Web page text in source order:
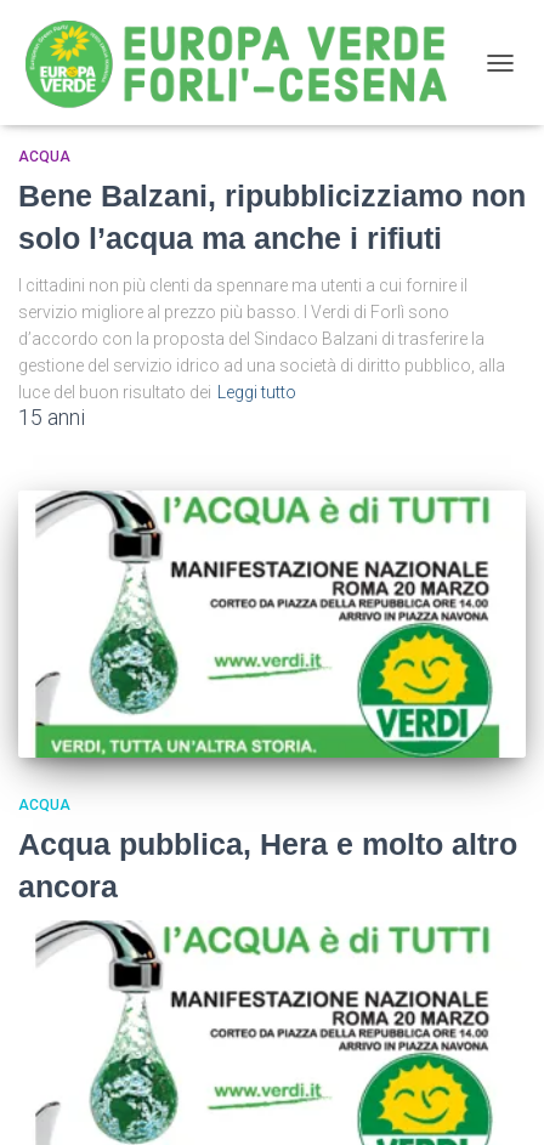
ACQUA
Bene Balzani, ripubblicizziamo non
solo l’acqua ma anche i rifiuti
I cittadini non più clenti da spennare ma utenti a cui fornire il
servizio migliore al prezzo più basso. I Verdi di Forlì sono
d’accordo con la proposta del Sindaco Balzani di trasferire la
gestione del servizio idrico ad una società di diritto pubblico, alla
luce del buon risultato dei
Leggi tutto
15 anni
ACQUA
Acqua pubblica, Hera e molto altro
ancora